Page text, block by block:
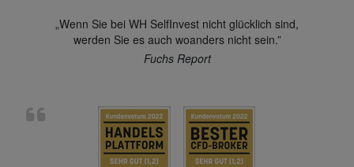
„Wenn Sie bei WH SelfInvest nicht glücklich sind,
werden Sie es auch woanders nicht sein.”
Fuchs Report